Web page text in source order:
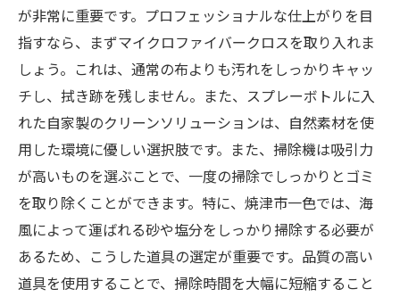
地元情報を活かしたクリーニングの利点
住民の声を反映したサービス内容
地元密着型だからこその迅速な対応
効率的なハウスクリーニングで静岡県焼津市一
色の暮らしを快適に
掃除が楽しくなる効率化テクニック
日々の生活を豊かにするクリーニング
家族みんなが参加できる掃除法
効率的に使える掃除用具の紹介
短時間で清潔を保つポイント
が非常に重要です。プロフェッショナルな仕上がりを目
指すなら、まずマイクロファイバークロスを取り入れま
しょう。これは、通常の布よりも汚れをしっかりキャッ
チし、拭き跡を残しません。また、スプレーボトルに入
れた自家製のクリーンソリューションは、自然素材を使
用した環境に優しい選択肢です。また、掃除機は吸引力
が高いものを選ぶことで、一度の掃除でしっかりとゴミ
を取り除くことができます。特に、焼津市一色では、海
風によって運ばれる砂や塩分をしっかり掃除する必要が
あるため、こうした道具の選定が重要です。品質の高い
道具を使用することで、掃除時間を大幅に短縮すること